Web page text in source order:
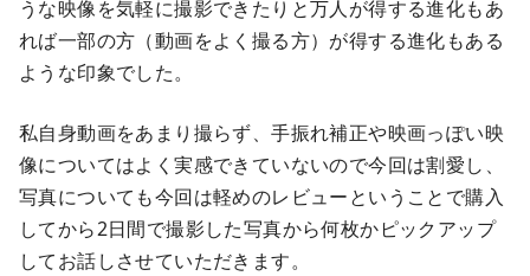
うな映像を気軽に撮影できたりと万人が得する進化もあ
れば一部の方（動画をよく撮る方）が得する進化もある
ような印象でした。
私自身動画をあまり撮らず、手振れ補正や映画っぽい映
像についてはよく実感できていないので今回は割愛し、
写真についても今回は軽めのレビューということで購入
してから2日間で撮影した写真から何枚かピックアップ
してお話しさせていただきます。